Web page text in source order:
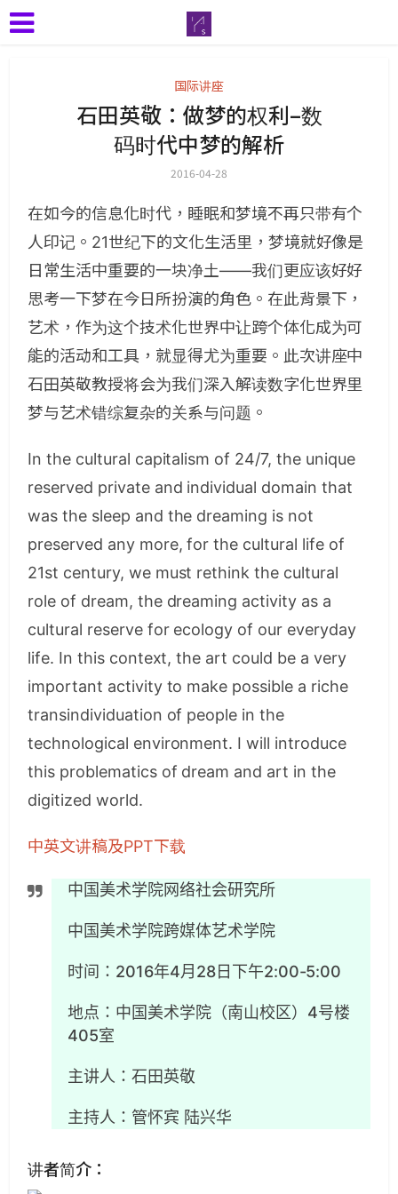
国际讲座
石田英敬：做梦的权利–数
码时代中梦的解析
2016-04-28
在如今的信息化时代，睡眠和梦境不再只带有个
人印记。21世纪下的文化生活里，梦境就好像是
日常生活中重要的一块净土——我们更应该好好
思考一下梦在今日所扮演的角色。在此背景下，
艺术，作为这个技术化世界中让跨个体化成为可
能的活动和工具，就显得尤为重要。此次讲座中
石田英敬教授将会为我们深入解读数字化世界里
梦与艺术错综复杂的关系与问题。
In the cultural capitalism of 24/7, the unique
reserved private and individual domain that
was the sleep and the dreaming is not
preserved any more, for the cultural life of
21st century, we must rethink the cultural
role of dream, the dreaming activity as a
cultural reserve for ecology of our everyday
life. In this context, the art could be a very
important activity to make possible a riche
transindividuation of people in the
technological environment. I will introduce
this problematics of dream and art in the
digitized world.
中英文讲稿及PPT下载
中国美术学院网络社会研究所
中国美术学院跨媒体艺术学院
时间：2016年4月28日下午2:00-5:00
地点：中国美术学院（南山校区）4号楼
405室
主讲人：石田英敬
主持人：管怀宾 陆兴华
讲者简介：